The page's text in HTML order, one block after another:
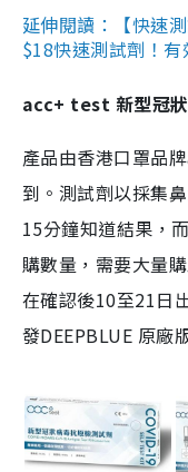
延伸閱讀：【快速
$18快速測試劑！
acc+ test 新型冠
產品由香港口罩品
到。測試劑以採集
15分鐘知道結果，
購數量，需要大量
在確認後10至21日
發DEEPBLUE 原廠